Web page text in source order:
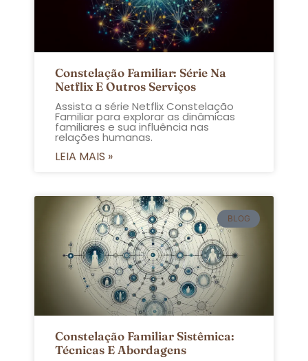
Constelação Familiar: Série Na
Netflix E Outros Serviços
Assista a série Netflix Constelação
Familiar para explorar as dinâmicas
familiares e sua influência nas
relações humanas.
LEIA MAIS »
BLOG
Constelação Familiar Sistêmica:
Técnicas E Abordagens